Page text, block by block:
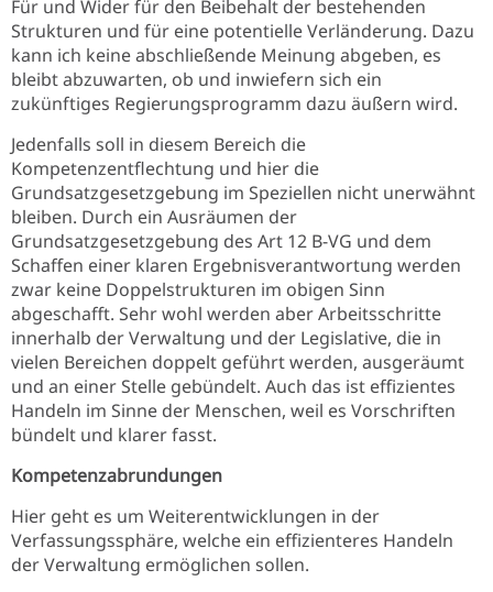
Für und Wider für den Beibehalt der bestehenden
Strukturen und für eine potentielle Verländerung. Dazu
kann ich keine abschließende Meinung abgeben, es
bleibt abzuwarten, ob und inwiefern sich ein
zukünftiges Regierungsprogramm dazu äußern wird.
Jedenfalls soll in diesem Bereich die
Kompetenzentflechtung und hier die
Grundsatzgesetzgebung im Speziellen nicht unerwähnt
bleiben. Durch ein Ausräumen der
Grundsatzgesetzgebung des Art 12 B-VG und dem
Schaffen einer klaren Ergebnisverantwortung werden
zwar keine Doppelstrukturen im obigen Sinn
abgeschafft. Sehr wohl werden aber Arbeitsschritte
innerhalb der Verwaltung und der Legislative, die in
vielen Bereichen doppelt geführt werden, ausgeräumt
und an einer Stelle gebündelt. Auch das ist effizientes
Handeln im Sinne der Menschen, weil es Vorschriften
bündelt und klarer fasst.
Kompetenzabrundungen
Hier geht es um Weiterentwicklungen in der
Verfassungssphäre, welche ein effizienteres Handeln
der Verwaltung ermöglichen sollen.